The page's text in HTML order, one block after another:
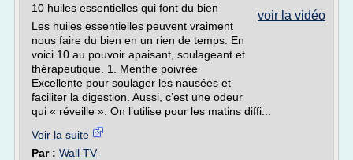
voir la vidéo
10 huiles essentielles qui font du bien
Les huiles essentielles peuvent vraiment
nous faire du bien en un rien de temps. En
voici 10 au pouvoir apaisant, soulageant et
thérapeutique. 1. Menthe poivrée
Excellente pour soulager les nausées et
faciliter la digestion. Aussi, c’est une odeur
qui « réveille ». On l’utilise pour les matins diffi...
Voir la suite
Par : Wall TV